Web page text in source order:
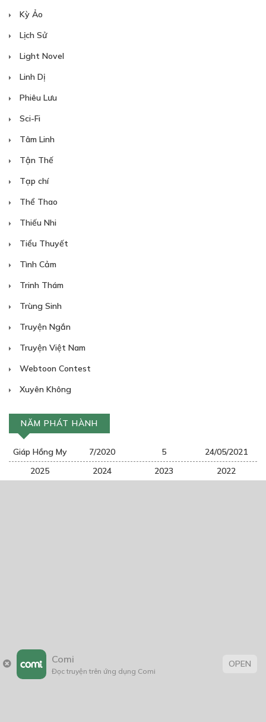
Kỳ Ảo
Lịch Sử
Light Novel
Linh Dị
Phiêu Lưu
Sci-Fi
Tâm Linh
Tận Thế
Tạp chí
Thể Thao
Thiếu Nhi
Tiểu Thuyết
Tình Cảm
Trinh Thám
Trùng Sinh
Truyện Ngắn
Truyện Việt Nam
Webtoon Contest
Xuyên Không
NĂM PHÁT HÀNH
Giáp Hồng My 7/2020 5
24/05/2021
2025
2024 2023
2022
Comi
Đọc truyện trên ứng dụng Comi
OPEN